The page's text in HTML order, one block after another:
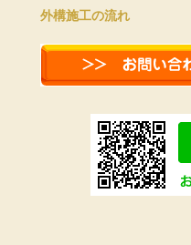
外構施工の流れ